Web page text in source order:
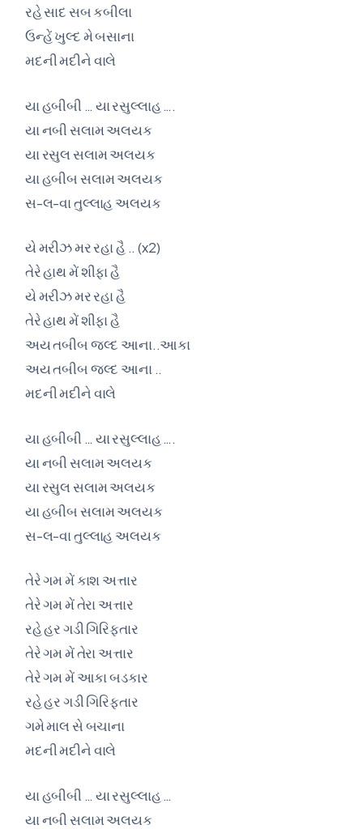
રહે સાદ સબ કબીલા
ઉન્હેં ખુલ્દ મે બસાના
મદની મદીને વાલે
યા હબીબી … યા રસુલ્લાહ ….
યા નબી સલામ અલયક
યા રસુલ સલામ અલયક
યા હબીબ સલામ અલયક
સ-લ-વા તુલ્લાહ અલયક
યે મરીઝ મર રહા હૈ .. (x2)
તેરે હાથ મેં શીફા હૈ
યે મરીઝ મર રહા હૈ
તેરે હાથ મેં શીફા હૈ
અય તબીબ જલ્દ આના..આકા
અય તબીબ જલ્દ આના ..
મદની મદીને વાલે
યા હબીબી … યા રસુલ્લાહ ….
યા નબી સલામ અલયક
યા રસુલ સલામ અલયક
યા હબીબ સલામ અલયક
સ-લ-વા તુલ્લાહ અલયક
તેરે ગમ મેં કાશ અત્તાર
તેરે ગમ મેં તેરા અત્તાર
રહે હર ગડી ગિરિફ્તાર
તેરે ગમ મેં તેરા અત્તાર
તેરે ગમ મેં આકા બડકાર
રહે હર ગડી ગિરિફ્તાર
ગમે માલ સે બચાના
મદની મદીને વાલે
યા હબીબી … યા રસુલ્લાહ …
યા નબી સલામ અલયક